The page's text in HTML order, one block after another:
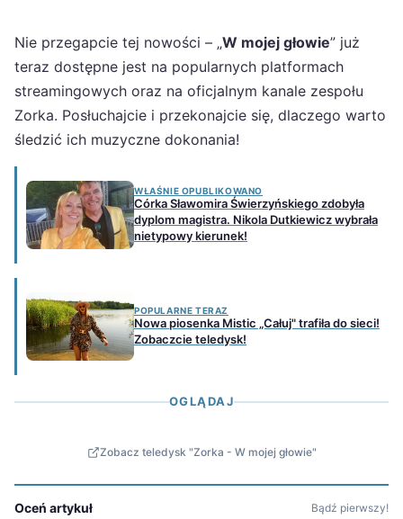
Nie przegapcie tej nowości – „W mojej głowie” już
teraz dostępne jest na popularnych platformach
streamingowych oraz na oficjalnym kanale zespołu
Zorka. Posłuchajcie i przekonajcie się, dlaczego warto
śledzić ich muzyczne dokonania!
WŁAŚNIE OPUBLIKOWANO
Córka Sławomira Świerzyńskiego zdobyła
dyplom magistra. Nikola Dutkiewicz wybrała
nietypowy kierunek!
POPULARNE TERAZ
Nowa piosenka Mistic „Całuj" trafiła do sieci!
Zobaczcie teledysk!
OGLĄDAJ
Zobacz teledysk "Zorka - W mojej głowie"
Oceń artykuł Bądź pierwszy!